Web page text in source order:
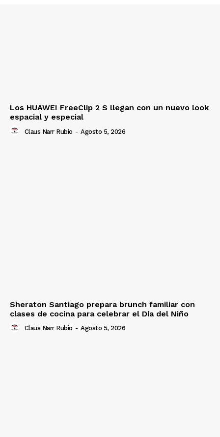
Los HUAWEI FreeClip 2 S llegan con un nuevo look
espacial y especial
Claus Narr Rubio - Agosto 5, 2026
Sheraton Santiago prepara brunch familiar con
clases de cocina para celebrar el Día del Niño
Claus Narr Rubio - Agosto 5, 2026